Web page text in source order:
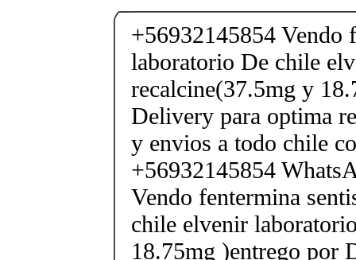
+56932145854 Vendo
laboratorio De chile
recalcine(37.5mg y
Delivery para optima
y envios a todo chile
+56932145854
Vendo fentermina
chile elvenir
18.75mg )entrego por